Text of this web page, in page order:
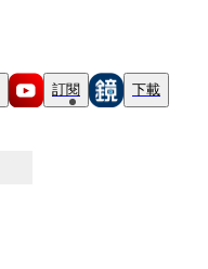
訂閱 下載